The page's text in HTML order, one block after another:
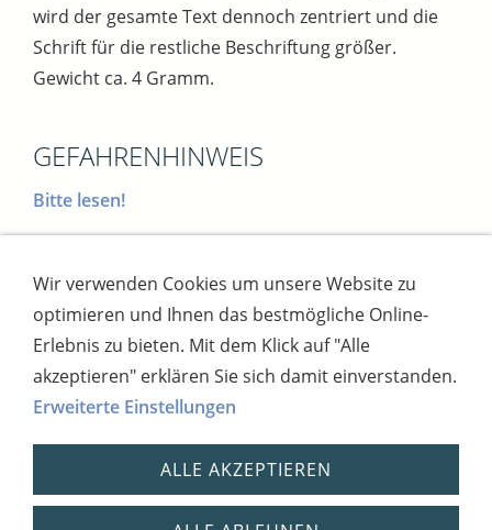
wird der gesamte Text dennoch zentriert und die
Schrift für die restliche Beschriftung größer.
Gewicht ca. 4 Gramm.
GEFAHRENHINWEIS
Bitte lesen!
Impressum AGB
Widerrufsbutton
Widerrufsrecht
Online-Streitschlichtung
Datenschutz
Versand
Bezahlsysteme
Kontakt
Disclaimer Versandtage Cookies
Bankverbindung: Consorsbank, Kt-Inhaber:
Dietmar Fuchs
IBAN: DE27 7012 0400 7111 5910 17 / BIC:
CSDBDE71
Steuernummer: 2181931254,
Wir verwenden Cookies um unsere Website zu
optimieren und Ihnen das bestmögliche Online-
Erlebnis zu bieten. Mit dem Klick auf "Alle
akzeptieren" erklären Sie sich damit einverstanden.
Erweiterte Einstellungen
ALLE AKZEPTIEREN